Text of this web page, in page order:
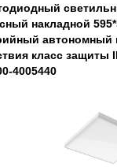
накладной
автономный
класс защиты
4005440